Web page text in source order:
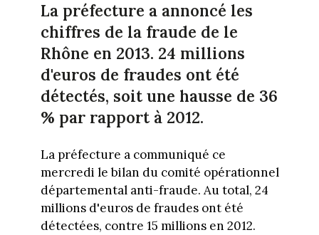
La préfecture a annoncé les
chiffres de la fraude de le
Rhône en 2013. 24 millions
d'euros de fraudes ont été
détectés, soit une hausse de 36
% par rapport à 2012.
La préfecture a communiqué ce
mercredi le bilan du comité opérationnel
départemental anti-fraude. Au total, 24
millions d'euros de fraudes ont été
détectées, contre 15 millions en 2012.